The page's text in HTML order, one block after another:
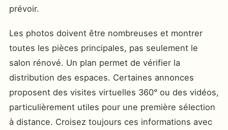
prévoir.
Les photos doivent être nombreuses et montrer
toutes les pièces principales, pas seulement le
salon rénové. Un plan permet de vérifier la
distribution des espaces. Certaines annonces
proposent des visites virtuelles 360° ou des vidéos,
particulièrement utiles pour une première sélection
à distance. Croisez toujours ces informations avec